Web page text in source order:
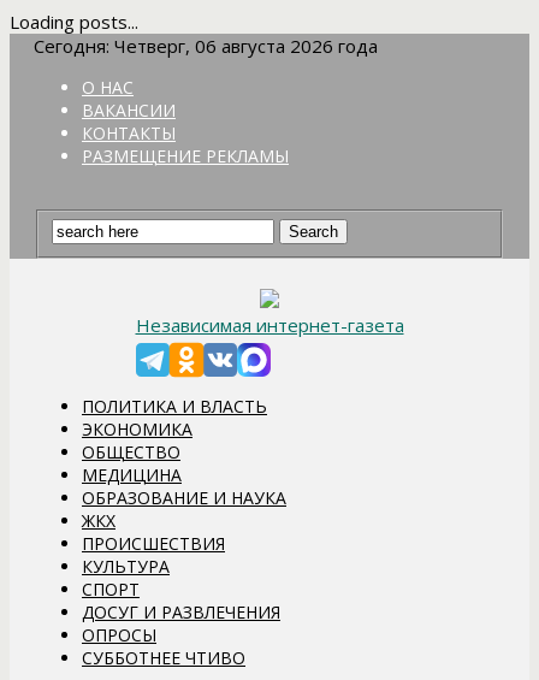
Loading posts...
Сегодня: Четверг, 06 августа 2026 года
О НАС
ВАКАНСИИ
КОНТАКТЫ
РАЗМЕЩЕНИЕ РЕКЛАМЫ
Независимая интернет-газета
ПОЛИТИКА И ВЛАСТЬ
ЭКОНОМИКА
ОБЩЕСТВО
МЕДИЦИНА
ОБРАЗОВАНИЕ И НАУКА
ЖКХ
ПРОИСШЕСТВИЯ
КУЛЬТУРА
СПОРТ
ДОСУГ И РАЗВЛЕЧЕНИЯ
ОПРОСЫ
СУББОТНЕЕ ЧТИВО